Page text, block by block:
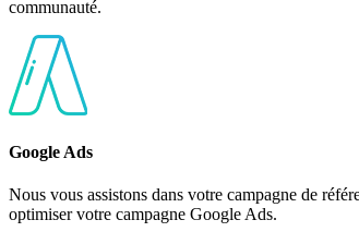
communauté.
Google Ads
Nous vous assistons dans votre campagne de
optimiser votre campagne Google Ads.